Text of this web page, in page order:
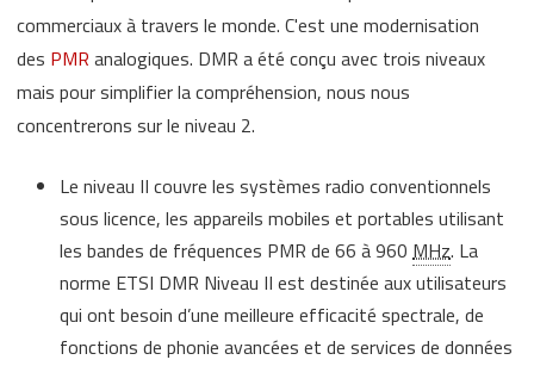
commerciaux à travers le monde. C'est une modernisation
des PMR analogiques. DMR a été conçu avec trois niveaux
mais pour simplifier la compréhension, nous nous
concentrerons sur le niveau 2.
Le niveau II couvre les systèmes radio conventionnels
sous licence, les appareils mobiles et portables utilisant
les bandes de fréquences PMR de 66 à 960 MHz. La
norme ETSI DMR Niveau II est destinée aux utilisateurs
qui ont besoin d’une meilleure efficacité spectrale, de
fonctions de phonie avancées et de services de données